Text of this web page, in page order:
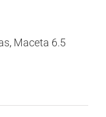
, Maceta 6.5